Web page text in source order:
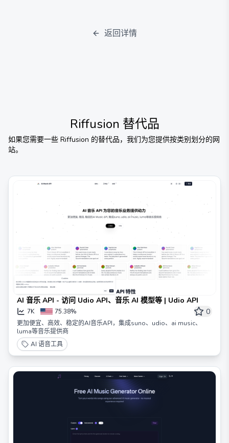
返回详情
Riffusion 替代品
如果您需要一些 Riffusion 的替代品，我们为您提供按类别划分的网
站。
AI 音乐 API - 访问 Udio API、音乐 AI 模型等 | Udio API
7K 75.38% 0
更加便宜、高效、稳定的AI音乐API，集成suno、udio、ai music、
luma等音乐提供商
AI 语音工具